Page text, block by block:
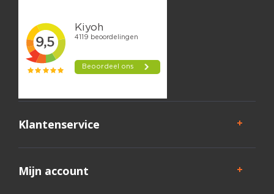
Klantenservice
Mijn account